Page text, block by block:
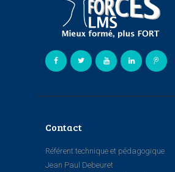
Contact
Référent technique et pédagogique
Jean Paul Debeuret